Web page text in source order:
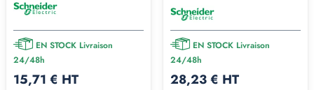
EN STOCK Livraison
24/48h
15,71 € HT
EN STOCK Livraison
24/48h
28,23 € HT